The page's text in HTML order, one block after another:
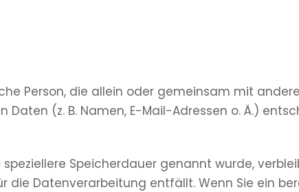
Person, die allein oder gemeinsam mit
(z. B. Namen, E-Mail-Adressen o. Ä.)
Speicherdauer genannt wurde,
die Datenverarbeitung entfällt. Wenn Sie ein